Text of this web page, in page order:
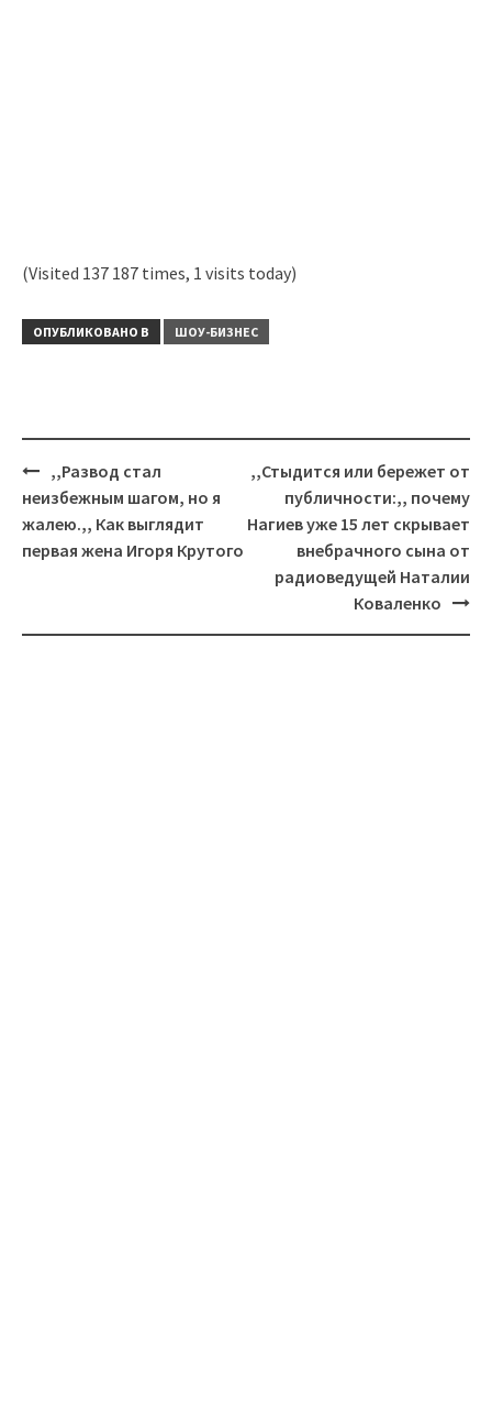
(Visited 137 187 times, 1 visits today)
ОПУБЛИКОВАНО В ШОУ-БИЗНЕС
Навигация
,,Развод стал
неизбежным шагом, но я
жалею.,, Как выглядит
первая жена Игоря Крутого
,,Стыдится или бережет от
публичности:,, почему
Нагиев уже 15 лет скрывает
внебрачного сына от
радиоведущей Наталии
Коваленко